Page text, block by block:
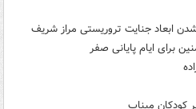
ابعاد جنایت تروریستی مراز شریف
برای ایام پایانی صفر
کودکان میناب